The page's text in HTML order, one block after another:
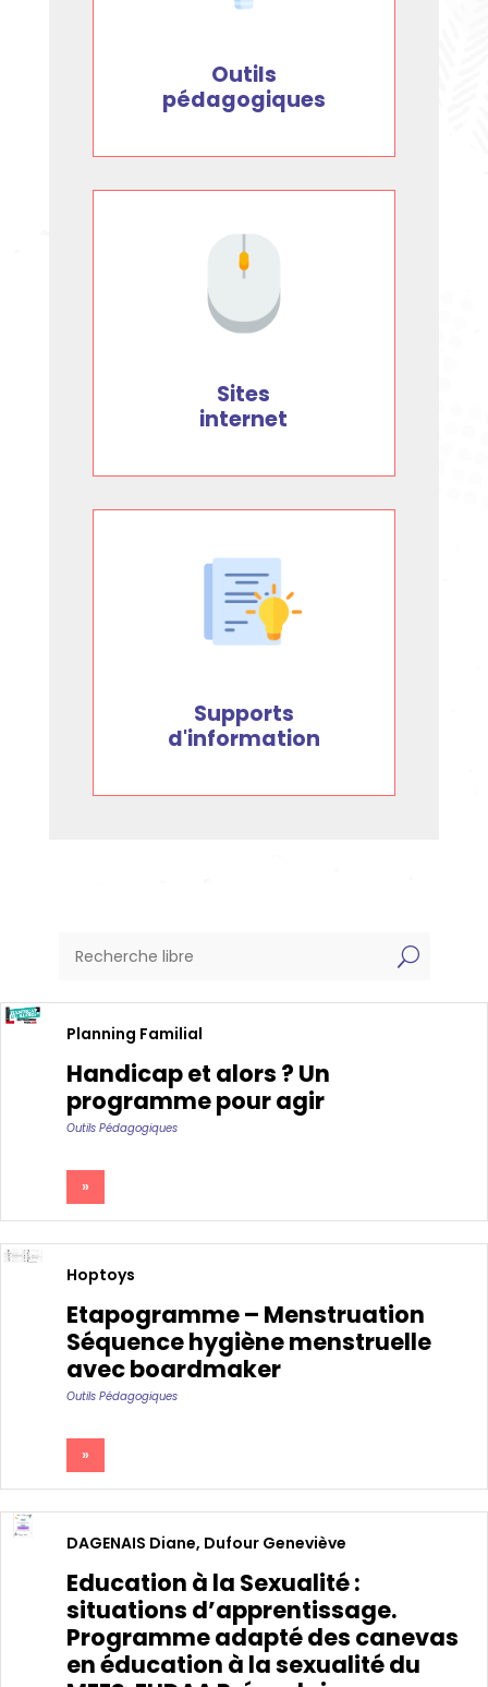
Outils
pédagogiques
Sites
internet
Supports
d'information
U
Handicap et alors ? Un
programme pour agir
Outils Pédagogiques
Planning Familial
»
Etapogramme – Menstruation
Séquence hygiène menstruelle
avec boardmaker
Outils Pédagogiques
Hoptoys
»
Education à la Sexualité :
situations d’apprentissage.
Programme adapté des canevas
en éducation à la sexualité du
DAGENAIS Diane, Dufour Geneviève